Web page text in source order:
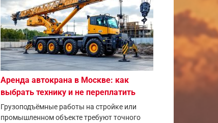
Аренда автокрана в Москве: как
выбрать технику и не переплатить
Грузоподъёмные работы на стройке или
промышленном объекте требуют точного